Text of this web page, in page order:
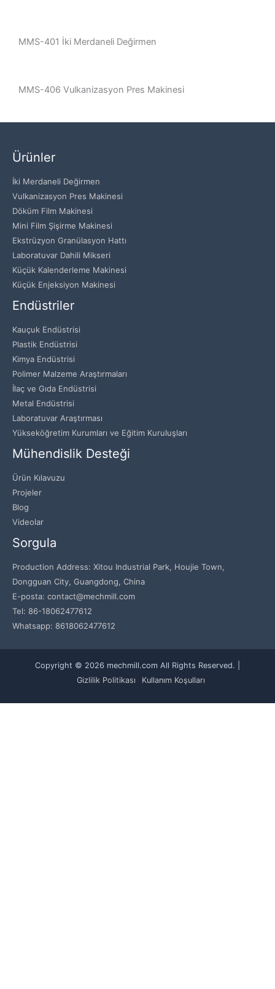
MMS-401 İki Merdaneli Değirmen
MMS-406 Vulkanizasyon Pres Makinesi
Ürünler
İki Merdaneli Değirmen
Vulkanizasyon Pres Makinesi
Döküm Film Makinesi
Mini Film Şişirme Makinesi
Ekstrüzyon Granülasyon Hattı
Laboratuvar Dahili Mikseri
Küçük Kalenderleme Makinesi
Küçük Enjeksiyon Makinesi
Endüstriler
Kauçuk Endüstrisi
Plastik Endüstrisi
Kimya Endüstrisi
Polimer Malzeme Araştırmaları
İlaç ve Gıda Endüstrisi
Metal Endüstrisi
Laboratuvar Araştırması
Yükseköğretim Kurumları ve Eğitim Kuruluşları
Mühendislik Desteği
Ürün Kılavuzu
Projeler
Blog
Videolar
Sorgula
Production Address: Xitou Industrial Park, Houjie Town,
Dongguan City, Guangdong, China
E-posta: contact@mechmill.com
Tel: 86-18062477612
Whatsapp: 8618062477612
Copyright © 2026 mechmill.com All Rights Reserved. |
Gizlilik Politikası
Kullanım Koşulları